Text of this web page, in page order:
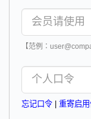
【范例：
忘记口令 重寄启